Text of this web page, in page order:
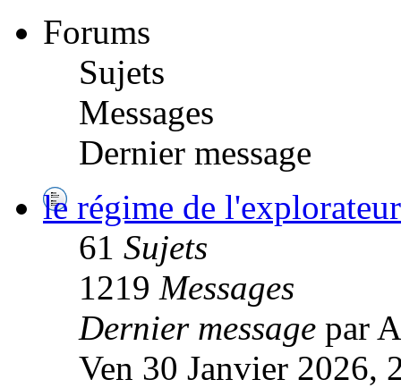
Forums
Sujets
Messages
Dernier message
le régime de l'explorateur
61 Sujets
1219 Messages
Dernier message par
Ven 30 Janvier 2026,